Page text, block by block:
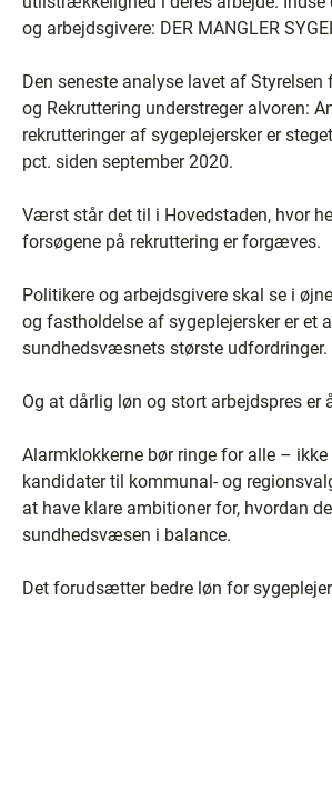
og arbejdsgivere: DER MANGLER
Den seneste analyse lavet af Styrelsen
og Rekruttering understreger alvoren:
rekrutteringer af sygeplejersker er
pct. siden september 2020.
Værst står det til i Hovedstaden, hvor
forsøgene på rekruttering er forgæves.
Politikere og arbejdsgivere skal se i
og fastholdelse af sygeplejersker er et
sundhedsvæsnets største udfordringer.
Og at dårlig løn og stort arbejdspres er
Alarmklokkerne bør ringe for alle –
kandidater til kommunal- og
at have klare ambitioner for, hvordan
sundhedsvæsen i balance.
Det forudsætter bedre løn for